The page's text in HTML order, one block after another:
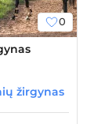
0
žirgynas